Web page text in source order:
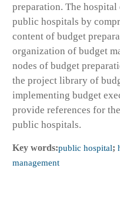
preparation. The
public hospitals by
content of budget
organization of budget
nodes of budget
the project library of
implementing budget
provide references for
public hospitals.
Key words:public hospital;
management